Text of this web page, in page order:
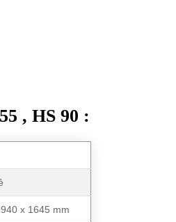
, HS 90 :
x 1645 mm